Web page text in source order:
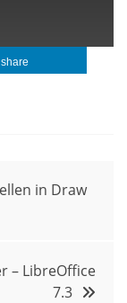
share
in Draw
– LibreOffice
7.3